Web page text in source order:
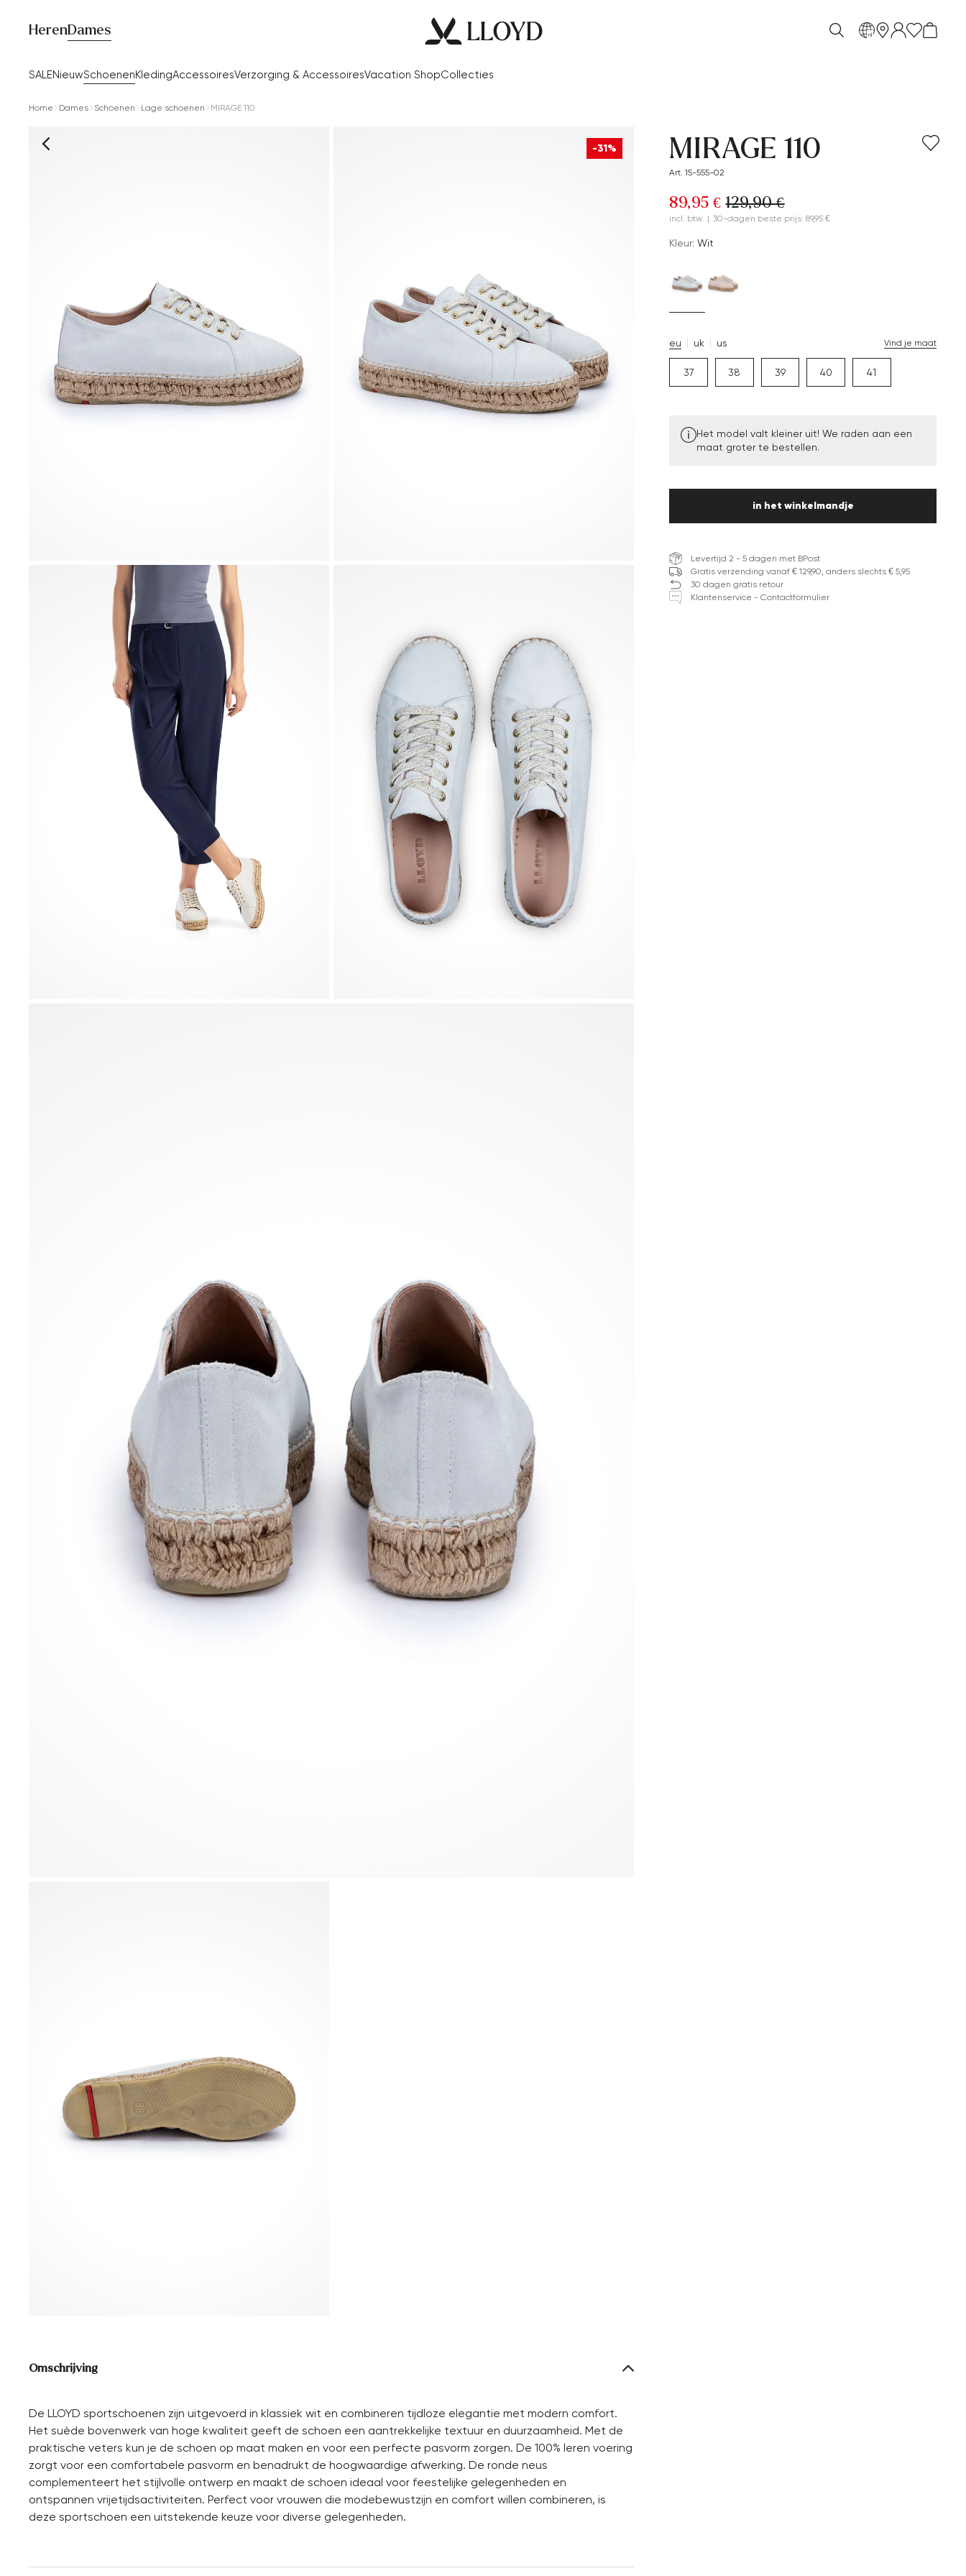
HerenDames
SALENieuwSchoenenKledingAccessoiresVerzorging & AccessoiresVacation ShopCollecties
nl
Home Dames Schoenen Lage schoenen MIRAGE 110
-31%
Omschrijving
De LLOYD sportschoenen zijn uitgevoerd in klassiek wit en combineren tijdloze elegantie met modern comfort.
Het suède bovenwerk van hoge kwaliteit geeft de schoen een aantrekkelijke textuur en duurzaamheid. Met de
praktische veters kun je de schoen op maat maken en voor een perfecte pasvorm zorgen. De 100% leren voering
zorgt voor een comfortabele pasvorm en benadrukt de hoogwaardige afwerking. De ronde neus
complementeert het stijlvolle ontwerp en maakt de schoen ideaal voor feestelijke gelegenheden en
ontspannen vrijetijdsactiviteiten. Perfect voor vrouwen die modebewustzijn en comfort willen combineren, is
deze sportschoen een uitstekende keuze voor diverse gelegenheden.
MIRAGE 110
Art. 15-555-02
89,95 € 129,90 €
incl. btw. | 30-dagen beste prijs: 89,95 €
Kleur: Wit
eu uk us Vind je maat
37 38 39 40 41
Het model valt kleiner uit! We raden aan een
maat groter te bestellen.
in het winkelmandje
Levertijd 2 - 5 dagen met BPost
Gratis verzending vanaf € 129,90, anders slechts € 5,95
30 dagen gratis retour
Klantenservice - Contactformulier